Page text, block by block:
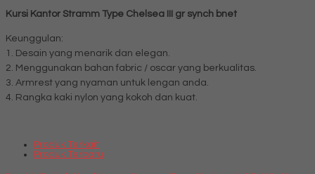
Kursi Kantor Stramm Type Chelsea III gr synch bnet
Keunggulan:
1. Desain yang menarik dan elegan.
2. Menggunakan bahan fabric / oscar yang berkualitas.
3. Armrest yang nyaman untuk lengan anda.
4. Rangka kaki nylon yang kokoh dan kuat.
Produk Terkait
Produk Terbaru